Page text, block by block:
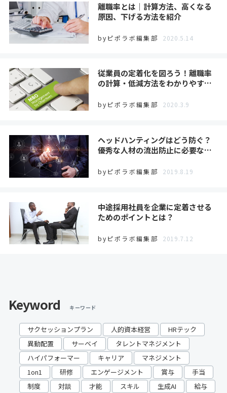
離職率とは｜計算方法、高くなる
原因、下げる方法を紹介
byピポラボ編集部 2020.5.14
従業員の定着化を図ろう！離職率
の計算・低減方法をわかりやす…
byピポラボ編集部 2020.3.9
ヘッドハンティングはどう防ぐ？
優秀な人材の流出防止に必要な…
byピポラボ編集部 2019.8.19
中途採用社員を企業に定着させる
ためのポイントとは？
byピポラボ編集部 2019.7.12
Keyword キーワード
サクセッションプラン 人的資本経営
HRテック
異動配置
サーベイ
タレントマネジメント
ハイパフォーマー
キャリア
マネジメント
1on1
研修 エンゲージメント 賞与
手当
制度
対談 才能 スキル 生成AI 給与